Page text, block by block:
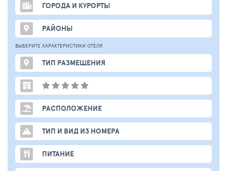
ГОРОДА И КУРОРТЫ
РАЙОНЫ
ВЫБЕРИТЕ ХАРАКТЕРИСТИКИ ОТЕЛЯ
ТИП РАЗМЕЩЕНИЯ
РАСПОЛОЖЕНИЕ
ТИП И ВИД ИЗ НОМЕРА
ПИТАНИЕ